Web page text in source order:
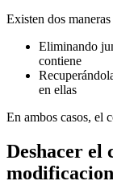
Existen dos
Eliminando
contiene
en ellas
En ambos casos, el
Deshacer el